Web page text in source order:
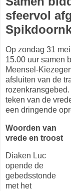
sfeervol
Op zondag 31
15.00 uur samen
Meensel-
afsluiten van de
teken van de
een dringende
Woorden van
vrede en troost
Diaken Luc
opende de
gebedsstonde
met het